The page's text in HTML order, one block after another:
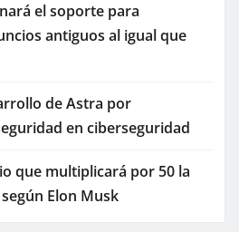
el soporte para
antiguos al igual que
de Astra por
en ciberseguridad
que multiplicará por 50 la
Elon Musk